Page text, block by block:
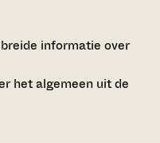
informatie over
het algemeen uit de